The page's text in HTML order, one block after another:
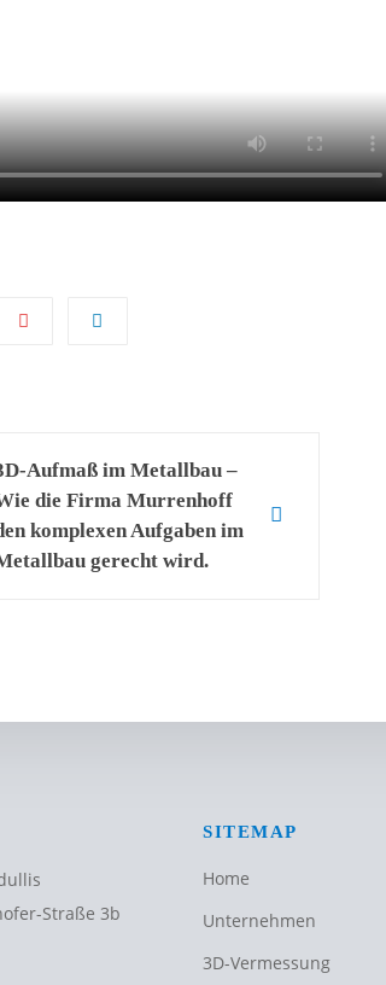
Aufmaß im Metallbau –
die Firma Murrenhoff
komplexen Aufgaben im
gerecht wird.
Straße 3b
SITEMAP
Home
Unternehmen
3D-Vermessung